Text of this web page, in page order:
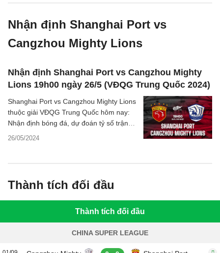
Nhận định Shanghai Port vs
Cangzhou Mighty Lions
Nhận định Shanghai Port vs Cangzhou Mighty
Lions 19h00 ngày 26/5 (VĐQG Trung Quốc 2024)
26/05/2024
Shanghai Port vs Cangzhou Mighty Lions
thuộc giải VĐQG Trung Quốc hôm nay:
Nhận định bóng đá, dự đoán tỷ số trận
đấu, chuyên gia phân tích kết quả.
Thành tích đối đầu
Thành tích đối đầu
CHINA SUPER LEAGUE